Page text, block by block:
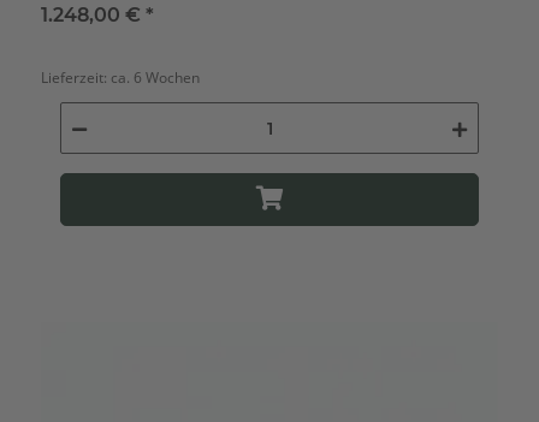
1.248,00 €*
Lieferzeit: ca. 6 Wochen